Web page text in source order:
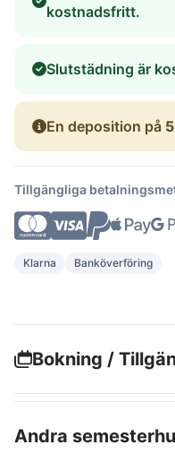
kostnadsfritt.
Slutstädning är
En deposition på
Tillgängliga
Klarna Banköverföring
Bokning /
Andra